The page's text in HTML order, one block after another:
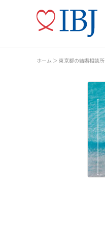
ホーム 東京都の結婚相談所